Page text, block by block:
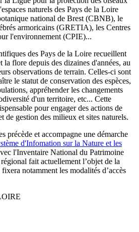
naturels des Pays de la Loire
national de Brest (CBNB), le
armoricains (GRETIA), les Centres
l'environnement (CPIE)...
des Pays de la Loire recueillent
la flore depuis des dizaines d'années, au
observations de terrain. Celles-ci sont
le statut de conservation des espèces,
appréhender les changements
d'un territoire, etc... Cette
pour engager des actions de
de gestion des milieux et sites naturels.
précède et accompagne une démarche
d'Infomation sur la Nature et les
l'Inventaire National du Patrimoine
fait actuellement l’objet de la
notamment les modalités d’accès